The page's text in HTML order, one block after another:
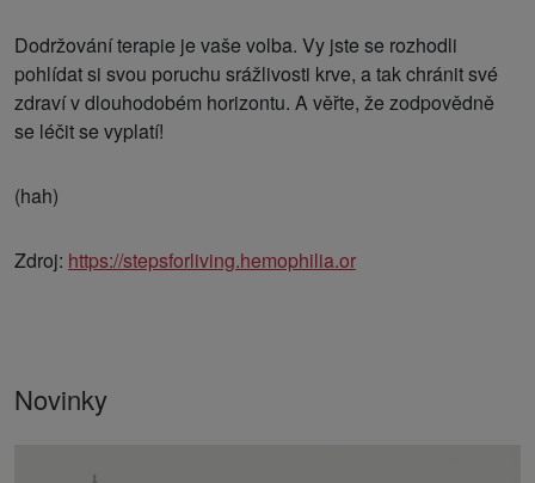
Dodržování terapie je vaše volba. Vy jste se rozhodli
pohlídat si svou poruchu srážlivosti krve, a tak chránit své
zdraví v dlouhodobém horizontu. A věřte, že zodpovědně
se léčit se vyplatí!
(hah)
Zdroj: https://stepsforliving.hemophilia.or
Novinky